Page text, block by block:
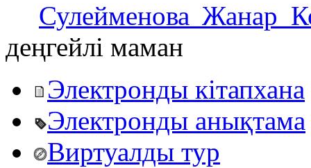
Сулейменова Жанар
деңгейлі маман
Электронды кітапхана
Электронды анықтама
Виртуалды тур